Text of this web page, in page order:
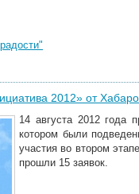
2012» от
14 августа 2012 года
котором были
участия во втором
прошли 15 заявок.